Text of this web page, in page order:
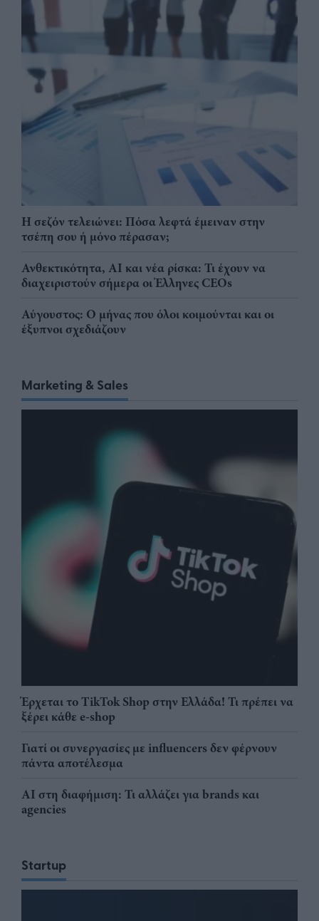
Η σεζόν τελειώνει: Πόσα λεφτά έμειναν στην
τσέπη σου ή μόνο πέρασαν;
Ανθεκτικότητα, AI και νέα ρίσκα: Τι έχουν να
διαχειριστούν σήμερα οι Έλληνες CEOs
Αύγουστος: Ο μήνας που όλοι κοιμούνται και οι
έξυπνοι σχεδιάζουν
Marketing & Sales
Έρχεται το TikTok Shop στην Ελλάδα! Τι πρέπει να
ξέρει κάθε e-shop
Γιατί οι συνεργασίες με influencers δεν φέρνουν
πάντα αποτέλεσμα
AI στη διαφήμιση: Τι αλλάζει για brands και
agencies
Startup